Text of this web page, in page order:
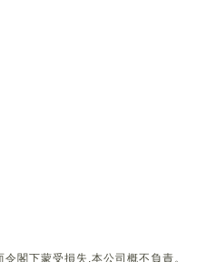
閣下蒙受損失,本公司概不負責。